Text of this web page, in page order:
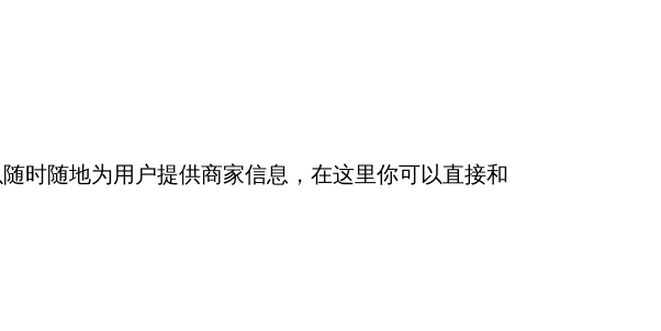
时随地为用户提供商家信息，在这里你可以直接和